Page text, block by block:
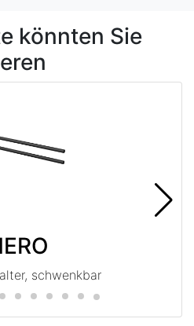
könnten Sie
schwenkbar